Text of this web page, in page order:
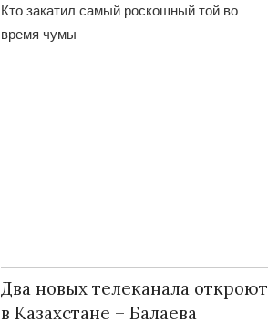
Кто закатил самый роскошный той во
время чумы
Два новых телеканала откроют
в Казахстане – Балаева